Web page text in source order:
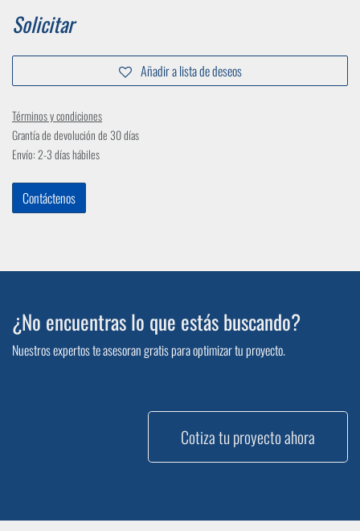
Solicitar
Añadir a lista de deseos
Términos y condiciones
Grantía de devolución de 30 días
Envío: 2-3 días hábiles
Contáctenos
¿No encuentras lo que estás buscando?
Nuestros expertos te asesoran gratis para optimizar tu proyecto.
Cotiza tu proyecto ahora